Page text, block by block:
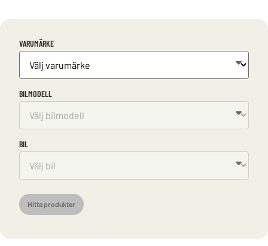
VARUMÄRKE
BILMODELL
BIL
Hitta produkter